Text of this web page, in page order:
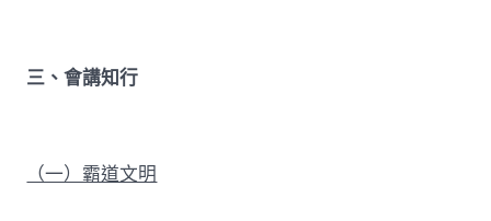
三、會講知行
（一）霸道文明